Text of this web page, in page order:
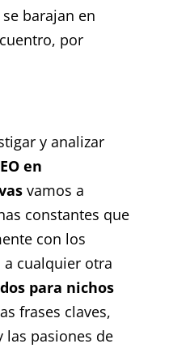
barajan en
por
y analizar
en
vamos a
constantes que
con los
cualquier otra
para nichos
frases claves,
las pasiones de